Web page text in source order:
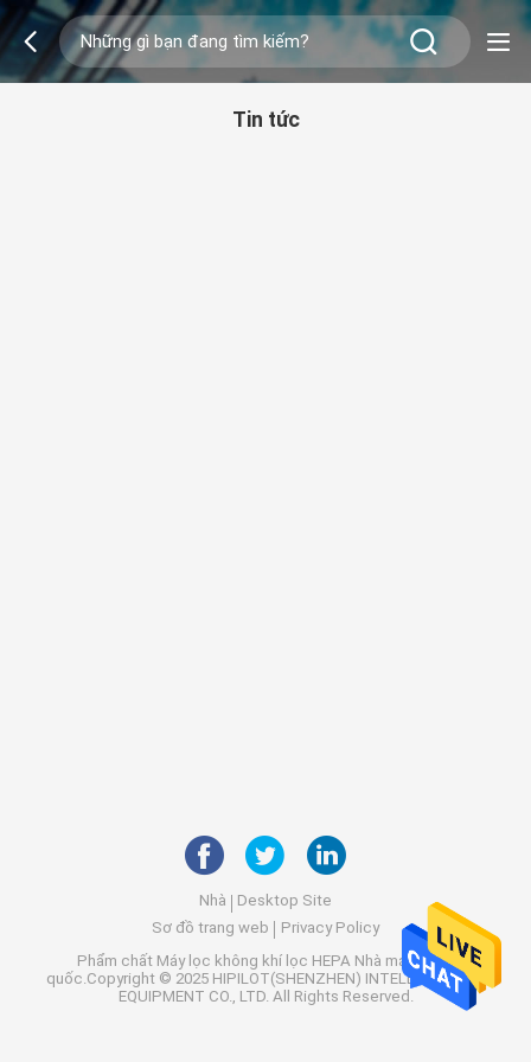
Tin tức
Nhà
Desktop Site
Sơ đồ trang web
Privacy Policy
Phẩm chất Máy lọc không khí lọc HEPA Nhà máy trung
quốc.Copyright © 2025 HIPILOT(SHENZHEN) INTELLIGENT AIR
EQUIPMENT CO., LTD. All Rights Reserved.